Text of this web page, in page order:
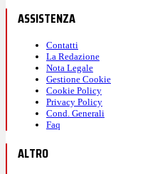
ASSISTENZA
Contatti
La Redazione
Nota Legale
Gestione Cookie
Cookie Policy
Privacy Policy
Cond. Generali
Faq
ALTRO